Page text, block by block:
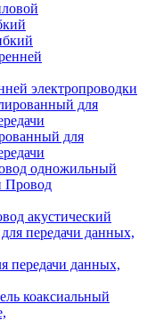
электропроводки
для
одножильный
Провод
акустический
передачи данных,
коаксиальный